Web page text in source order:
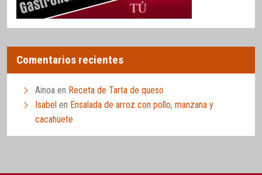
Comentarios recientes
Ainoa en Receta de Tarta de queso
Isabel en Ensalada de arroz con pollo, manzana y
cacahuete